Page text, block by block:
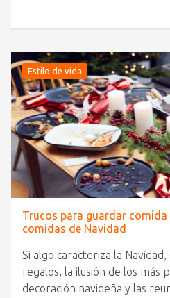
Estilo de vida
Trucos para guardar comida
comidas de Navidad
Si algo caracteriza la
regalos, la ilusión de los más
decoración navideña y las